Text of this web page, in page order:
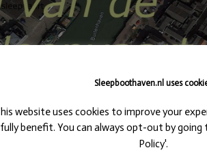
Sleepboothaven.nl uses
website uses cookies to improve your
fully benefit. You can always opt-out by going
Policy'.